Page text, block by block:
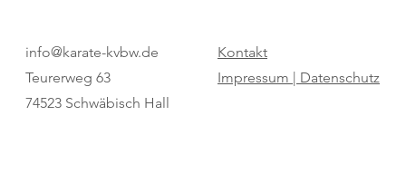
Pure Dominanz: Birtat MTV
Ludwigsburg zum zweiten Mal
Champion
für den SV
info@karate-kvbw.de
Teurerweg 63
74523 Schwäbisch Hall
Kontakt
Impressum | Datenschutz